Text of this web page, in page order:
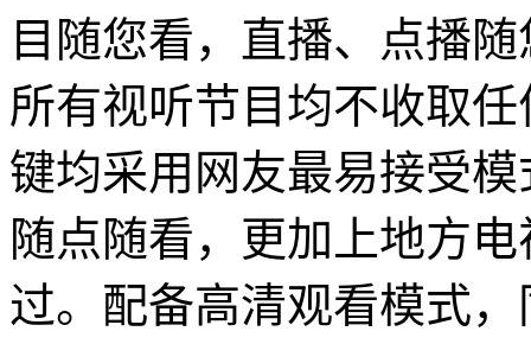
目随您看，直播、点播
所有视听节目均不收取
键均采用网友最易接受
随点随看，更加上地方
过。配备高清观看模式